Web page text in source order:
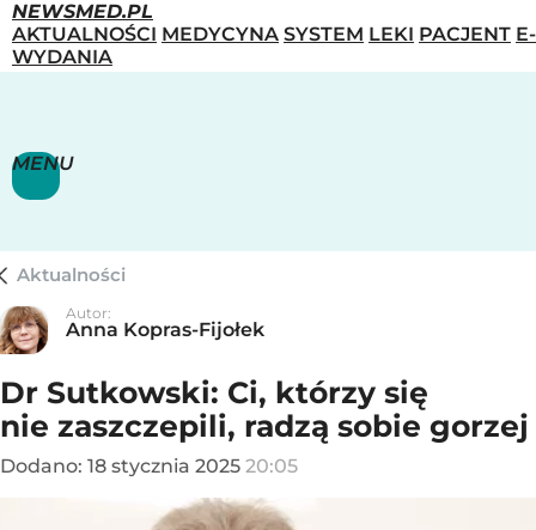
NEWSMED.PL
AKTUALNOŚCI MEDYCYNA SYSTEM LEKI PACJENT E-
WYDANIA
MENU
Aktualności
Autor:
Anna Kopras-Fijołek
Dr Sutkowski: Ci, którzy się
nie zaszczepili, radzą sobie gorzej
Dodano: 18 stycznia 2025 20:05